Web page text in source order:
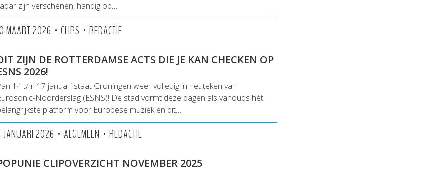
zijn verschenen, handig op…
MAART 2026 • CLIPS • REDACTIE
ZIJN DE ROTTERDAMSE ACTS DIE JE KAN CHECKEN OP
2026!
14 t/m 17 januari staat Groningen weer volledig in het teken van
Noorderslag (ESNS)! De stad vormt deze dagen als vanouds hét
platform voor Europese muziek en dit…
JANUARI 2026 • ALGEMEEN • REDACTIE
CLIPOVERZICHT NOVEMBER 2025